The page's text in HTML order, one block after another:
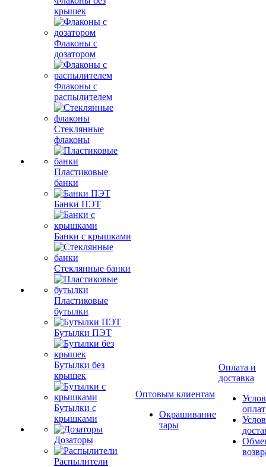
крышек
Флаконы с
дозатором
Флаконы с
распылителем
Стеклянные
флаконы
Пластиковые
банки
Банки ПЭТ
Банки с крышками
Стеклянные банки
Пластиковые
бутылки
Бутылки ПЭТ
Бутылки без
крышек
Бутылки с
крышками
Дозаторы
Распылители
Оптовым клиентам
Окрашивание
тары
Оплата и
доставка